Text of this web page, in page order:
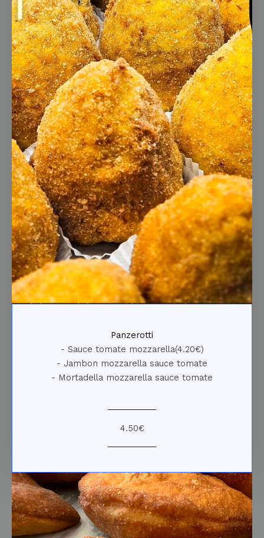
Panzerotti
- Sauce tomate mozzarella(4.20€)
- Jambon mozzarella sauce tomate
- Mortadella mozzarella sauce tomate
4.50€